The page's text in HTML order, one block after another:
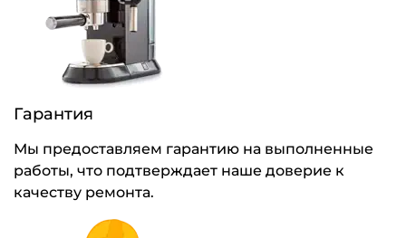
Гарантия
Мы предоставляем гарантию на выполненные
работы, что подтверждает наше доверие к
качеству ремонта.